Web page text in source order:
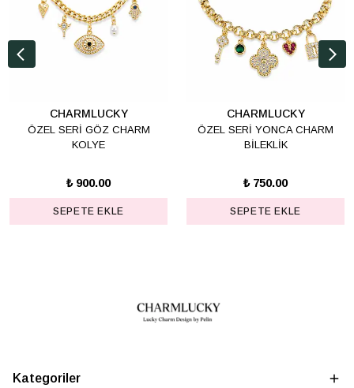
CHARMLUCKY
ÖZEL SERİ GÖZ CHARM
KOLYE
₺ 900.00
SEPETE EKLE
CHARMLUCKY
ÖZEL SERİ YONCA CHARM
BİLEKLİK
₺ 750.00
SEPETE EKLE
Kategoriler